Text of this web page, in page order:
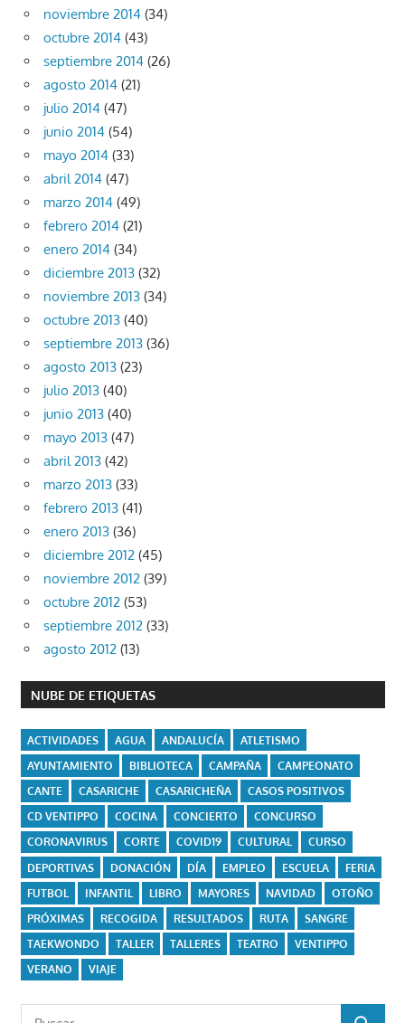
noviembre 2014 (34)
octubre 2014 (43)
septiembre 2014 (26)
agosto 2014 (21)
julio 2014 (47)
junio 2014 (54)
mayo 2014 (33)
abril 2014 (47)
marzo 2014 (49)
febrero 2014 (21)
enero 2014 (34)
diciembre 2013 (32)
noviembre 2013 (34)
octubre 2013 (40)
septiembre 2013 (36)
agosto 2013 (23)
julio 2013 (40)
junio 2013 (40)
mayo 2013 (47)
abril 2013 (42)
marzo 2013 (33)
febrero 2013 (41)
enero 2013 (36)
diciembre 2012 (45)
noviembre 2012 (39)
octubre 2012 (53)
septiembre 2012 (33)
agosto 2012 (13)
NUBE DE ETIQUETAS
ACTIVIDADES AGUA ANDALUCÍA
ATLETISMO
AYUNTAMIENTO
BIBLIOTECA CAMPAÑA
CAMPEONATO
CANTE
CASARICHE CASARICHEÑA
CASOS POSITIVOS
CD VENTIPPO
COCINA CONCIERTO
CONCURSO
CORONAVIRUS
CORTE COVID19 CULTURAL
CURSO
DEPORTIVAS
DONACIÓN DÍA EMPLEO ESCUELA
FERIA
FUTBOL
INFANTIL LIBRO MAYORES NAVIDAD
OTOÑO
PRÓXIMAS
RECOGIDA RESULTADOS RUTA
SANGRE
TAEKWONDO
TALLER TALLERES TEATRO
VENTIPPO
VERANO
VIAJE
Buscar: